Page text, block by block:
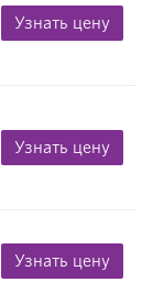
Узнать цену
Узнать цену
Узнать цену